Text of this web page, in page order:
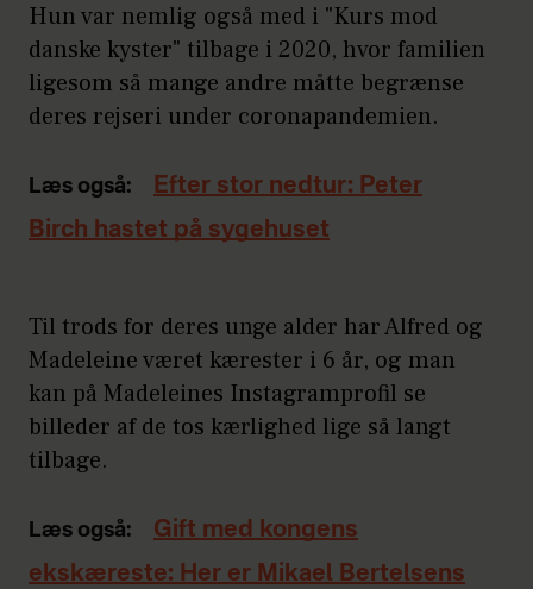
Hun var nemlig også med i "Kurs mod
danske kyster" tilbage i 2020, hvor familien
ligesom så mange andre måtte begrænse
deres rejseri under coronapandemien.
Læs også:
Efter stor nedtur: Peter
Birch hastet på sygehuset
Til trods for deres unge alder har Alfred og
Madeleine været kærester i 6 år, og man
kan på Madeleines Instagramprofil se
billeder af de tos kærlighed lige så langt
tilbage.
Læs også:
Gift med kongens
ekskæreste: Her er Mikael Bertelsens